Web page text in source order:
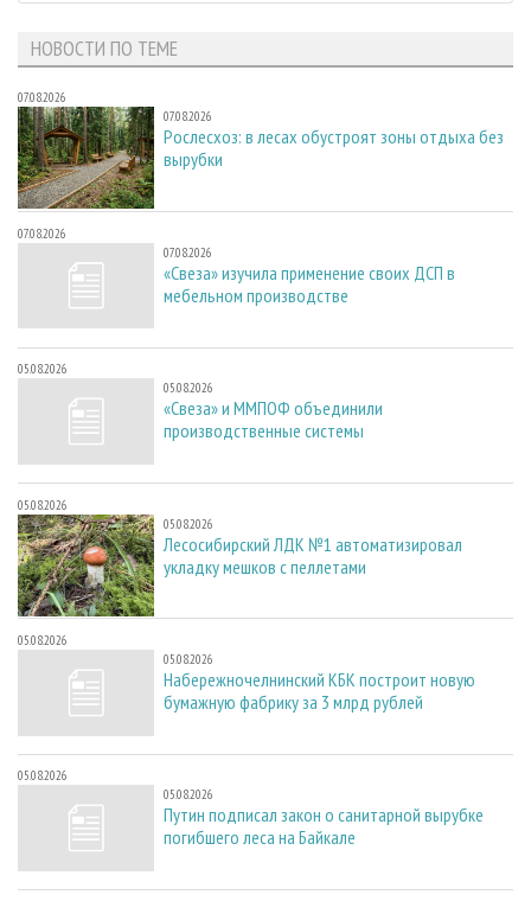
НОВОСТИ ПО ТЕМЕ
07.08.2026
07.08.2026
Рослесхоз: в лесах обустроят зоны отдыха без
вырубки
07.08.2026
07.08.2026
«Свеза» изучила применение своих ДСП в
мебельном производстве
05.08.2026
05.08.2026
«Свеза» и ММПОФ объединили
производственные системы
05.08.2026
05.08.2026
Лесосибирский ЛДК №1 автоматизировал
укладку мешков с пеллетами
05.08.2026
05.08.2026
Набережночелнинский КБК построит новую
бумажную фабрику за 3 млрд рублей
05.08.2026
05.08.2026
Путин подписал закон о санитарной вырубке
погибшего леса на Байкале